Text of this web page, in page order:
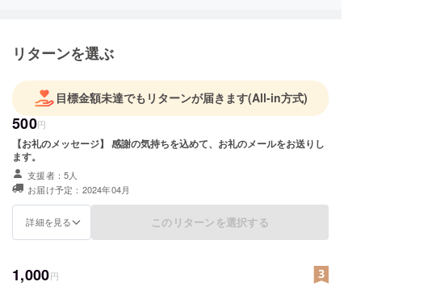
リターンを選ぶ
目標金額未達でもリターンが届きます(All-in方式)
500円
【お礼のメッセージ】 感謝の気持ちを込めて、お礼のメールをお送りし
ます。
支援者：5人
お届け予定：2024年04月
詳細を見る このリターンを選択する
1,000円